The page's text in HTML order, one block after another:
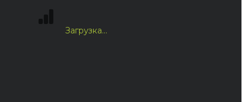
Загрузка...